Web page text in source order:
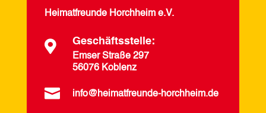
Heimatfreunde Horchheim e.V.
 Geschäftsstelle:
Emser Straße 297
56076 Koblenz
 info@heimatfreunde-horchheim.de